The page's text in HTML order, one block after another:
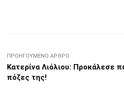
ΠΡΟΗΓΟΎΜΕΝΟ ΆΡΘΡΟ
Κατερίνα Λιόλιου: Προκάλεσε
πόζες της!